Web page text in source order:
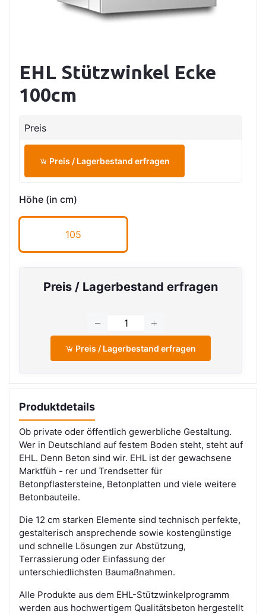
EHL Stützwinkel Ecke
100cm
Preis
Preis / Lagerbestand erfragen
Höhe (in cm)
105
Preis / Lagerbestand erfragen
Preis / Lagerbestand erfragen
Produktdetails
Ob private oder öffentlich gewerbliche Gestaltung.
Wer in Deutschland auf festem Boden steht, steht auf
EHL. Denn Beton sind wir. EHL ist der gewachsene
Marktfüh - rer und Trendsetter für
Betonpflastersteine, Betonplatten und viele weitere
Betonbauteile.
Die 12 cm starken Elemente sind technisch perfekte,
gestalterisch ansprechende sowie kostengünstige
und schnelle Lösungen zur Abstützung,
Terrassierung oder Einfassung der
unterschiedlichsten Baumaßnahmen.
Alle Produkte aus dem EHL-Stützwinkelprogramm
werden aus hochwertigem Qualitätsbeton hergestellt